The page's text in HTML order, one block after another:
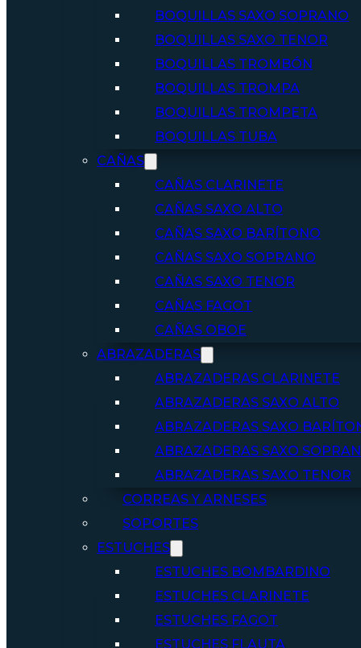
BOQUILLAS SAXO SOPRANO
BOQUILLAS SAXO TENOR
BOQUILLAS TROMBÓN
BOQUILLAS TROMPA
BOQUILLAS TROMPETA
BOQUILLAS TUBA
CAÑAS
CAÑAS CLARINETE
CAÑAS SAXO ALTO
CAÑAS SAXO BARÍTONO
CAÑAS SAXO SOPRANO
CAÑAS SAXO TENOR
CAÑAS FAGOT
CAÑAS OBOE
ABRAZADERAS
ABRAZADERAS CLARINETE
ABRAZADERAS SAXO ALTO
ABRAZADERAS SAXO
ABRAZADERAS SAXO
ABRAZADERAS SAXO TENOR
CORREAS Y ARNESES
SOPORTES
ESTUCHES
ESTUCHES BOMBARDINO
ESTUCHES CLARINETE
ESTUCHES FAGOT
ESTUCHES FLAUTA